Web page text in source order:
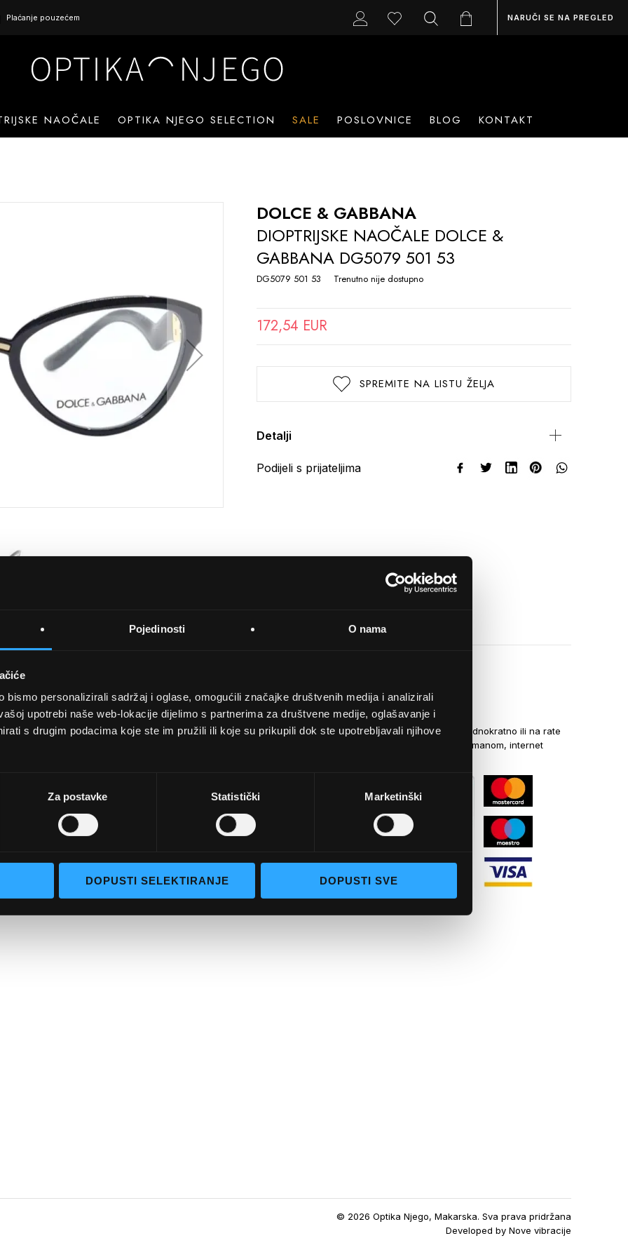
Pojedinosti O nama
bismo personalizirali sadržaj i oglase, omogućili značajke društvenih medija i analizirali
upotrebi naše web-lokacije dijelimo s partnerima za društvene medije, oglašavanje i
s drugim podacima koje ste im pružili ili koje su prikupili dok ste upotrebljavali njihove
Za postavke Statistički Marketinški
DOPUSTI SELEKTIRANJE DOPUSTI SVE
Plaćanje pouzećem NARUČI SE NA PREGLED
NAOČALE OPTIKA NJEGO SELECTION SALE POSLOVNICE BLOG KONTAKT
DOLCE & GABBANA
DIOPTRIJSKE NAOČALE DOLCE &
GABBANA DG5079 501 53
DG5079 501 53 Trenutno nije dostupno
172,54 EUR
SPREMITE NA LISTU ŽELJA
Detalji
Podijeli s prijateljima
selection
UVJETI KUPNJE
Opći uvjeti poslovanja
Napredno pretraživanje
Narudžbe i povrati
NAČINI PLAĆANJA
Kreditnim karticama jednokratno ili na rate
općom uplatnicom, virmanom, internet
© 2026 Optika Njego, Makarska. Sva prava pridržana
Developed byNove vibracije